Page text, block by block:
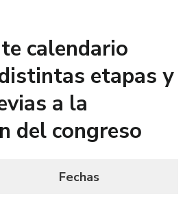
calendario
etapas y
a la
del congreso
Fechas